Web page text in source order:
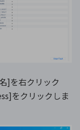
]を右クリック
をクリックしま